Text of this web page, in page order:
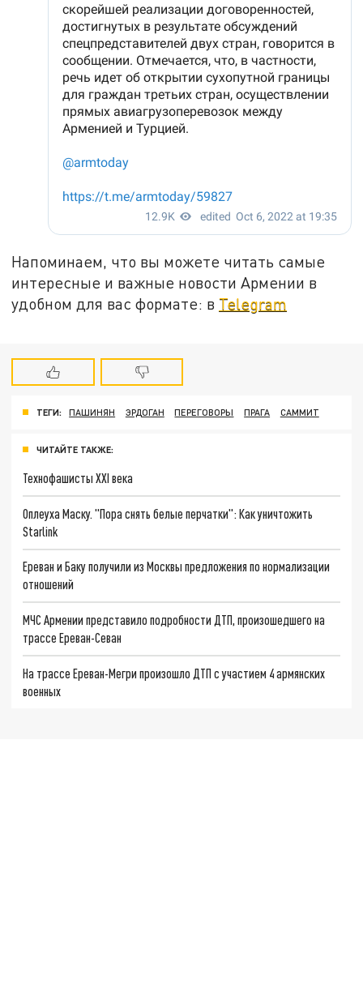
Напоминаем, что вы можете читать самые
интересные и важные новости Армении в
удобном для вас формате: в Telegram
ТЕГИ: ПАШИНЯН ЭРДОГАН ПЕРЕГОВОРЫ ПРАГА САММИТ
ЧИТАЙТЕ ТАКЖЕ:
Технофашисты XXI века
Оплеуха Маску. "Пора снять белые перчатки": Как уничтожить
Starlink
Ереван и Баку получили из Москвы предложения по нормализации
отношений
МЧС Армении представило подробности ДТП, произошедшего на
трассе Ереван-Севан
На трассе Ереван-Мегри произошло ДТП с участием 4 армянских
военных